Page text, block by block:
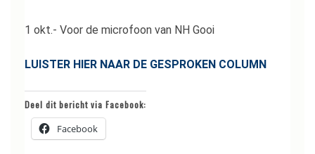
1 okt.- Voor de microfoon van NH Gooi
LUISTER HIER NAAR DE GESPROKEN COLUMN
Deel dit bericht via Facebook:
Facebook